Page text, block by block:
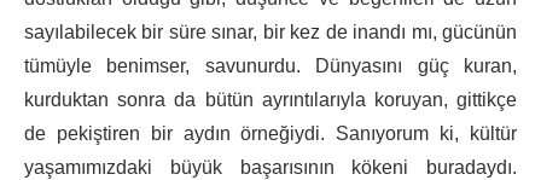
sayılabilecek bir süre sınar, bir kez de inandı mı, gücünün
tümüyle benimser, savunurdu. Dünyasını güç kuran,
kurduktan sonra da bütün ayrıntılarıyla koruyan, gittikçe
de pekiştiren bir aydın örneğiydi. Sanıyorum ki, kültür
yaşamımızdaki büyük başarısının kökeni buradaydı.